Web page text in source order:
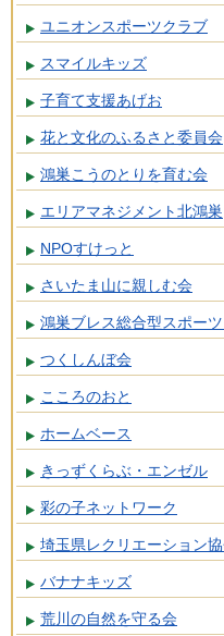
ユニオンスポーツクラブ
スマイルキッズ
子育て支援あげお
花と文化のふるさと委員会
鴻巣こうのとりを育む会
エリアマネジメント北鴻巣
NPOすけっと
さいたま山に親しむ会
鴻巣ブレス総合型スポー
つくしんぼ会
こころのおと
ホームベース
きっずくらぶ・エンゼル
彩の子ネットワーク
埼玉県レクリエーション
バナナキッズ
荒川の自然を守る会